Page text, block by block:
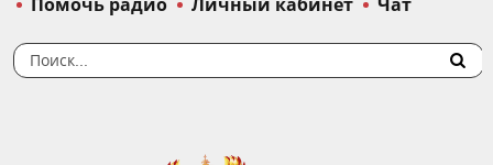
Помочь радио
Личный кабинет Чат